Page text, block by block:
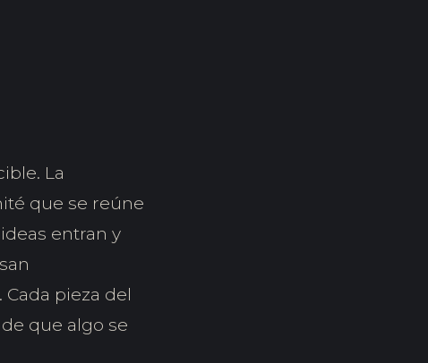
La
que se reúne
entran y
pieza del
que algo se